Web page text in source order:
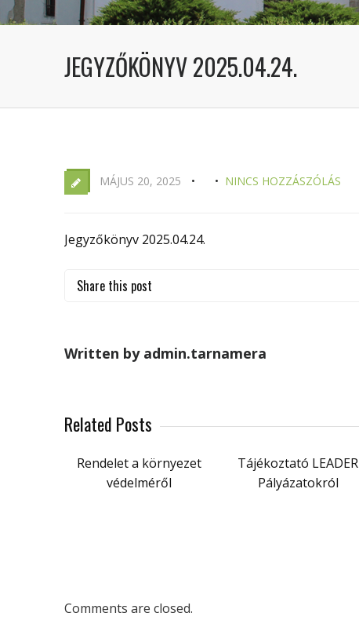
JEGYZŐKÖNYV 2025.04.24.
MÁJUS 20, 2025 NINCS HOZZÁSZÓLÁS
Jegyzőkönyv 2025.04.24.
Share this post
Written by admin.tarnamera
Related Posts
Rendelet a környezet
védelméről
Tájékoztató LEADER
Pályázatokról
Comments are closed.